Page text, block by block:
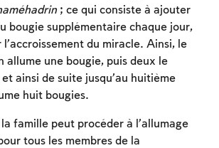
; ce qui consiste à ajouter
bougie supplémentaire chaque jour,
l’accroissement du miracle. Ainsi, le
allume une bougie, puis deux le
ainsi de suite jusqu’au huitième
huit bougies.
famille peut procéder à l’allumage
tous les membres de la